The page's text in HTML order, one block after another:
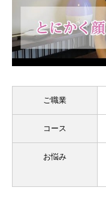
ご職業
コース
お悩み